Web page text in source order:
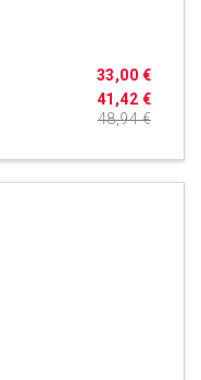
41,42 €
33,00 €
48,94 €